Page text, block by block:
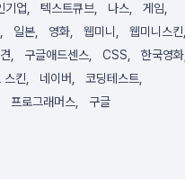
기업 텍스트큐브 나스
게임
일본 영화 웹미니
웹미니스킨
구글애드센스 CSS
한국영화
스킨
네이버
코딩테스트
프로그래머스 구글